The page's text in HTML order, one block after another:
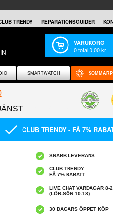
TRENDY REPARATIONSGUIDER
VARUKORG
0total0,00kr
SMARTWATCH
CLUB TRENDY - FÅ 7%
SNABB LEVERANS
CLUB TRENDY
FÅ 7% RABATT
LIVE CHAT VARDAGAR 8-
(LÖR-SÖN 10-18)
30 DAGARS ÖPPET KÖP